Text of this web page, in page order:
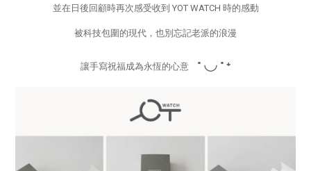
並在日後回顧時再次感受收到 YOT WATCH 時的感動
被科技包圍的現代，也別忘記老派的浪漫
讓手寫祝福成為永恆的心意 ​ ･◡･˖